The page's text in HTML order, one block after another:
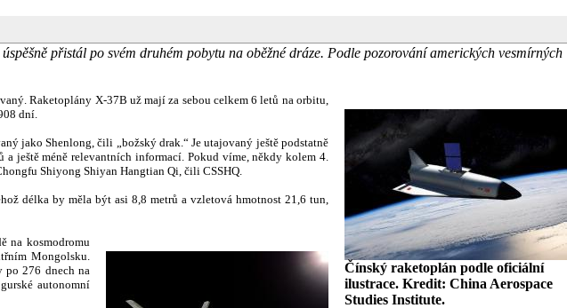
přistál po svém druhém pobytu na oběžné dráze. Podle pozorování amerických vesmírných
Čínský raketoplán podle oficiální
ilustrace. Kredit: China Aerospace
Studies Institute.
Raketoplány X-37B už mají za sebou celkem 6 letů na orbitu,
dní.
jako Shenlong, čili „božský drak.“ Je utajovaný ještě podstatně
ještě méně relevantních informací. Pokud víme, někdy kolem 4.
Shiyong Shiyan Hangtian Qi, čili CSSHQ.
délka by měla být asi 8,8 metrů a vzletová hmotnost 21,6 tun,
na kosmodromu
Mongolsku.
po 276 dnech na
autonomní